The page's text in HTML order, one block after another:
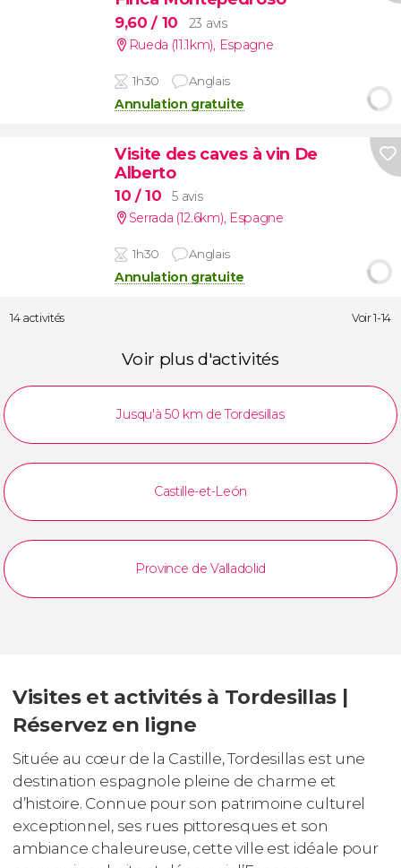
9,60/ 10
23 avis
Rueda (11.1km), Espagne
1h30 Anglais
Annulation gratuite
Visite des caves à vin De
Alberto
10 / 10
5 avis
Serrada (12.6km), Espagne
1h30 Anglais
Annulation gratuite
14 activités Voir 1-14
Voir plus d'activités
Jusqu'à 50 km de Tordesillas
Castille-et-León
Province de Valladolid
Visites et activités à Tordesillas |
Réservez en ligne
Située au cœur de la Castille, Tordesillas est une
destination espagnole pleine de charme et
d’histoire. Connue pour son patrimoine culturel
exceptionnel, ses rues pittoresques et son
ambiance chaleureuse, cette ville est idéale pour